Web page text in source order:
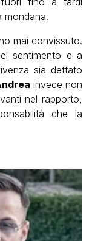
mondana.
mai convissuto.
sentimento e a
sia dettato
invece non
nel rapporto,
che la